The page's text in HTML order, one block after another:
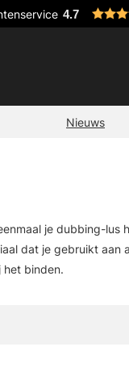
4.7
Nieuws
je dubbing-lus
dat je gebruikt aan
het binden.